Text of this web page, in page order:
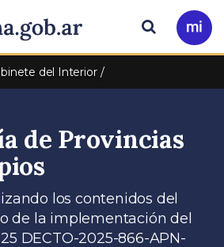
Ir
a
Buscar
del Interior
de Provincias
los contenidos del
de la implementación del
DECTO-2025-866-APN-